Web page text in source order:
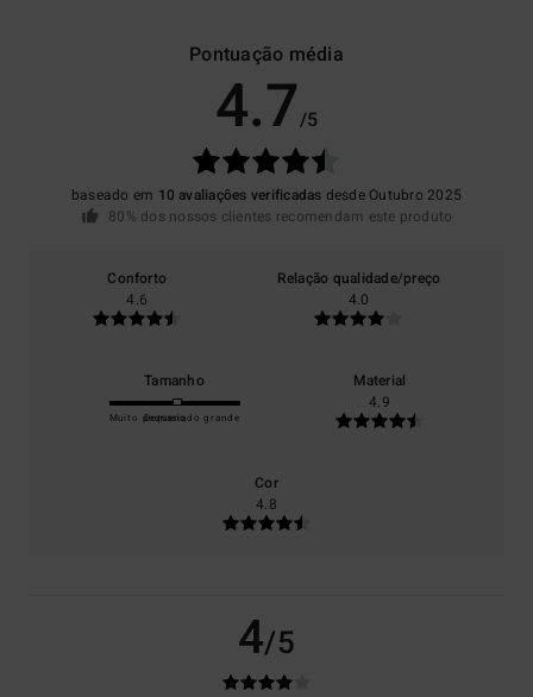
Pontuação média
4.7/5
baseado em 10 avaliações verificadas desde Outubro 2025
80% dos nossos clientes recomendam este produto
Conforto
4.6
Relação qualidade/preço
4.0
Tamanho
Muito pequeno
Demasiado grande
Material
4.9
Cor
4.8
4/5